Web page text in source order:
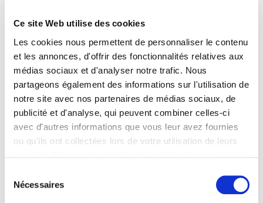
Ce site Web utilise des cookies
Les cookies nous permettent de personnaliser le contenu
et les annonces, d'offrir des fonctionnalités relatives aux
médias sociaux et d'analyser notre trafic. Nous
partageons également des informations sur l'utilisation de
notre site avec nos partenaires de médias sociaux, de
publicité et d'analyse, qui peuvent combiner celles-ci
avec d'autres informations que vous leur avez fournies
ou qu'ils ont collectées lors de votre utilisation de leurs
Nécessaires
2-ARS, organe de financement des activités des
professionnels libéraux
A la « planification » des soins de premier recours,
complète le dispositif par des mesures incitatives
confiées aux ARS.
Il est proposé que le Directeur général de l’ARS
« arrête les zones caractérisées par une offre de